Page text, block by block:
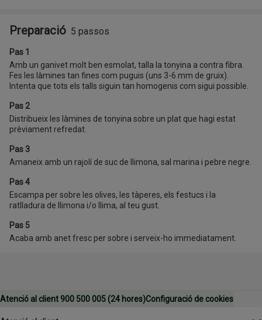
Preparació 5 passos
Pas 1
Amb un ganivet molt ben esmolat, talla la tonyina a contra fibra.
Fes les làmines tan fines com puguis (uns 3-6 mm de gruix).
Intenta que tots els talls siguin tan homogenis com sigui possible.
Pas 2
Distribueix les làmines de tonyina sobre un plat que hagi estat
prèviament refredat.
Pas 3
Amaneix amb un rajolí de suc de llimona, sal marina i pebre negre.
Pas 4
Escampa per sobre les olives, les tàperes, els festucs i la
ratlladura de llimona i/o llima, al teu gust.
Pas 5
Acaba amb anet fresc per sobre i serveix-ho immediatament.
Atenció al client 900 500 005 (24 hores)Configuració de cookies